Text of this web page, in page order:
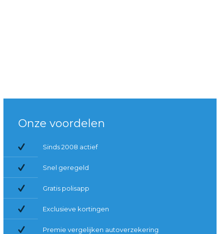
Onze voordelen
Sinds 2008 actief
Snel geregeld
Gratis polisapp
Exclusieve kortingen
Premie vergelijken autoverzekering